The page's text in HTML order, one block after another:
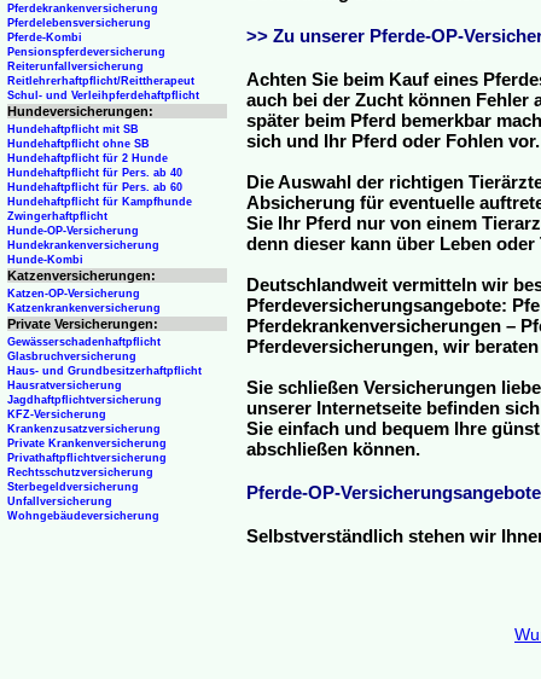
>> Zu unserer Pferde-OP-
Achten Sie beim Kauf eines
auch bei der Zucht können Fehler
später beim Pferd bemerkbar
sich und Ihr Pferd oder Fohlen vor.
Die Auswahl der richtigen
Absicherung für eventuelle
Sie Ihr Pferd nur von einem
denn dieser kann über Leben
Deutschlandweit vermitteln wir
Pferdeversicherungsangebote:
Pferdekrankenversicherungen –
Pferdeversicherungen, wir
Sie schließen Versicherungen
unserer Internetseite befinden
Sie einfach und bequem Ihre
abschließen können.
Pferde-OP-Versicherungsangebote
Selbstverständlich stehen wir
Pferdekrankenversicherung
Pferdelebensversicherung
Pferde-Kombi
Pensionspferdeversicherung
Reiterunfallversicherung
Reitlehrerhaftpflicht/Reittherapeut
Schul- und Verleihpferdehaftpflicht
Hundeversicherungen:
Hundehaftpflicht mit SB
Hundehaftpflicht ohne SB
Hundehaftpflicht für 2 Hunde
Hundehaftpflicht für Pers. ab 40
Hundehaftpflicht für Pers. ab 60
Hundehaftpflicht für Kampfhunde
Zwingerhaftpflicht
Hunde-OP-Versicherung
Hundekrankenversicherung
Hunde-Kombi
Katzenversicherungen:
Katzen-OP-Versicherung
Katzenkrankenversicherung
Private Versicherungen:
Gewässerschadenhaftpflicht
Glasbruchversicherung
Haus- und Grundbesitzerhaftpflicht
Hausratversicherung
Jagdhaftpflichtversicherung
KFZ-Versicherung
Krankenzusatzversicherung
Private Krankenversicherung
Privathaftpflichtversicherung
Rechtsschutzversicherung
Sterbegeldversicherung
Unfallversicherung
Wohngebäudeversicherung